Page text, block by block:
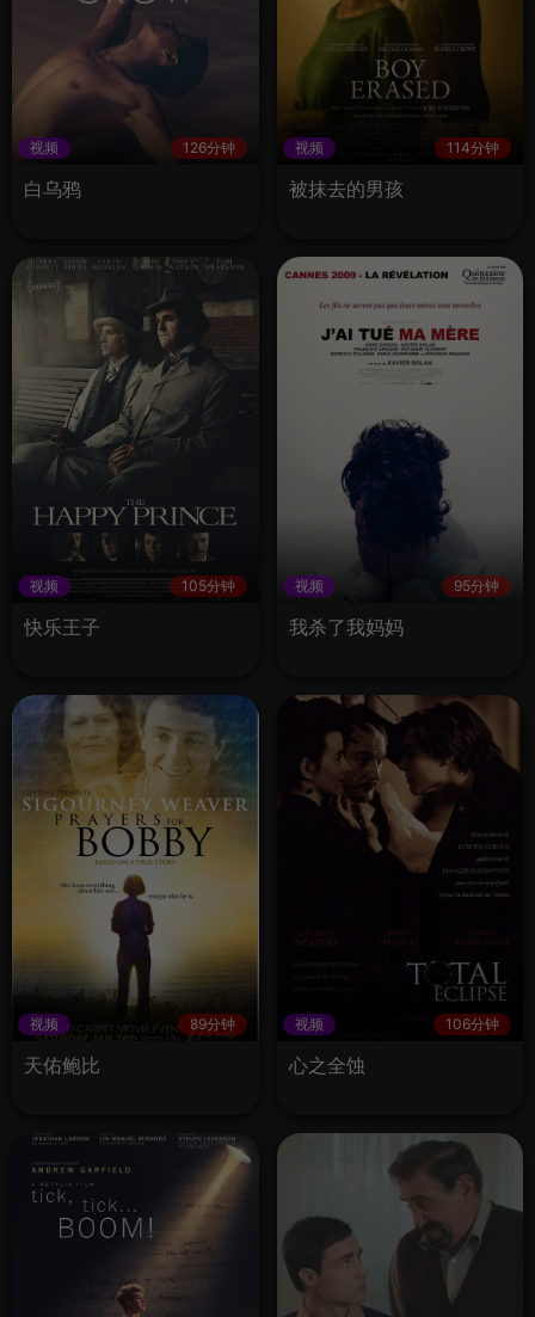
视频 126分钟
白乌鸦
视频 114分钟
被抹去的男孩
视频 105分钟
快乐王子
视频 95分钟
我杀了我妈妈
视频 89分钟
天佑鲍比
视频 106分钟
心之全蚀